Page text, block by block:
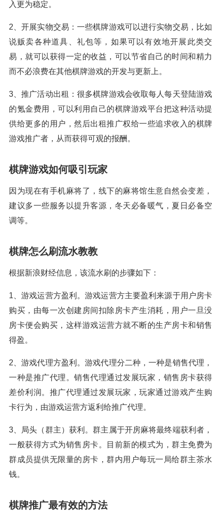
入更为稳定。
2、开展实物交易：一些棋牌游戏可以进行实物交易，比如
说贩卖各种道具、礼包等，如果可以有效地开展此类交
易，就可以获得一定的收益，可以节省自己的时间和精力
而不必浪费在其他棋牌游戏的开发与更新上。
3、推广活动出租：很多棋牌游戏会收取每人每天登陆游戏
的氪金费用，可以利用自己的棋牌游戏平台把这种活动提
供给更多的用户，然后出租推广权给一些追求收入的棋牌
游戏推广者，从而获得可观的报酬。
棋牌游戏如何吸引玩家
因为现在有手机麻将了，线下的麻将馆生意自然会变差，
建议多一些服务以提升客源，冬天必备暖气，夏日必备空
调等。
棋牌怎么刷流水教教
根据新浪财经信息，该流水刷的步骤如下：
1、游戏运营方盈利。游戏运营方主要盈利来源于用户房卡
购买，由每一次创建房间扣除房卡产生消耗，用户一旦没
房卡便会购买，这样游戏运营方就不断的生产房卡和销售
得盈。
2、游戏代理方盈利。游戏代理分二种，一种是销售代理，
一种是推广代理。销售代理通过发展玩家，销售房卡获得
差价利润。推广代理通过发展玩家，玩家通过游戏产生购
卡行为，由游戏运营方返利给推广代理。
3、局头（群主）获利。群主属于开房麻将最终端获利者，
一般获得方式为销售房卡。目前新的模式为，群主免费为
群成员提供无限量的房卡，群内用户每玩一局给群主茶水
钱。
棋牌推广最有效的方法